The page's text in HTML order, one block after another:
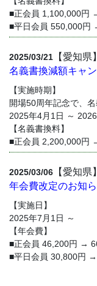
■正会員 1,100,000円
■平日会員 550,000円
2025/03/21 【愛知県】
名義書換減額キャ
【実施時期】
開場50周年記念で、
2025年4月1日 ～
【名義書換料】
■正会員 2,200,000円
2025/03/06 【愛知県】
年会費改定のお知
【実施日】
2025年7月1日 ～
【年会費】
■正会員 46,200円 →
■平日会員 30,800円 →